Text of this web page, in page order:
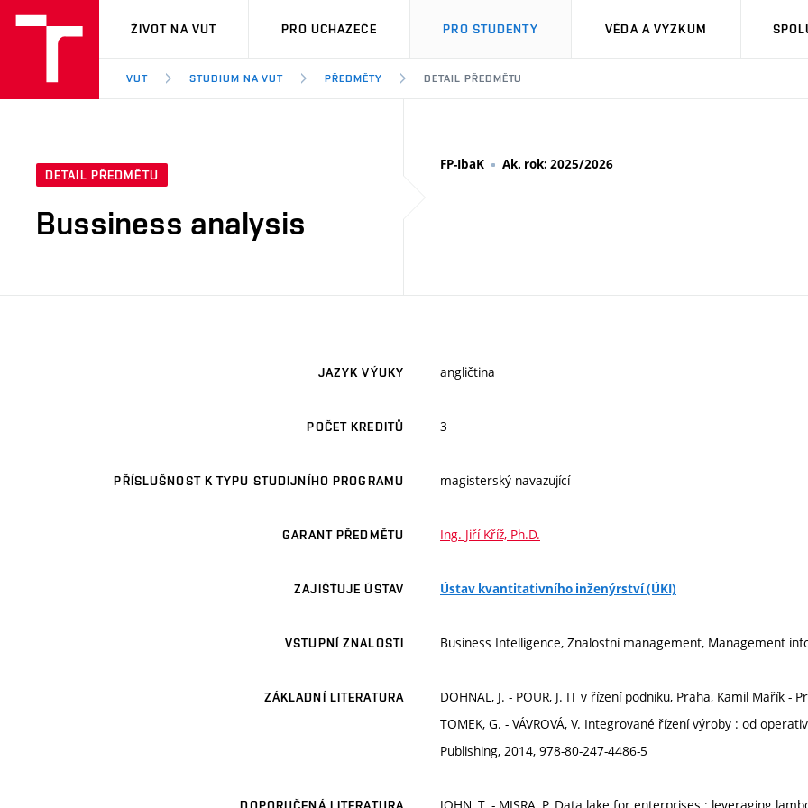
VUT
ŽIVOT NA VUT PRO UCHAZEČE PRO STUDENTY VĚDA A VÝZKUM
VUT STUDIUM NA VUT PŘEDMĚTY DETAIL PŘEDMĚTU
DETAIL PŘEDMĚTU
Bussiness analysis
FP-IbaK Ak. rok: 2025/2026
JAZYK VÝUKY angličtina
POČET KREDITŮ 3
PŘÍSLUŠNOST K TYPU STUDIJNÍHO PROGRAMU magisterský navazující
GARANT PŘEDMĚTU Ing. Jiří Kříž, Ph.D.
ZAJIŠŤUJE ÚSTAV Ústav kvantitativního inženýrství (ÚKI)
VSTUPNÍ ZNALOSTI Business Intelligence, Znalostní management, Management
ZÁKLADNÍ LITERATURA
DOHNAL, J. - POUR, J. IT v řízení podniku, Praha, Kamil Mařík -
TOMEK, G. - VÁVROVÁ, V. Integrované řízení výroby : od
Publishing, 2014, 978-80-247-4486-5